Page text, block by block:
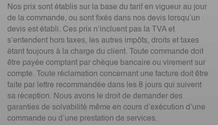
Nos prix sont établis sur la base du tarif en vigueur au jour
de la commande, ou sont fixés dans nos devis lorsqu’un
devis est établi. Ces prix n’incluent pas la TVA et
s’entendent hors taxes, les autres impôts, droits et taxes
étant toujours à la charge du client. Toute commande doit
être payée comptant par chèque bancaire ou virement sur
compte. Toute réclamation concernant une facture doit être
faite par lettre recommandée dans les 8 jours qui suivent
sa réception. Nous avons le droit de demander des
garanties de solvabilité même en cours d’exécution d’une
commande ou d’une prestation de services.